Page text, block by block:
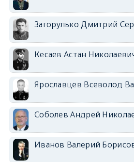
Загорулько Дмитрий
Кесаев Астан
Ярославцев Всеволод
Соболев Андрей
Иванов Валерий